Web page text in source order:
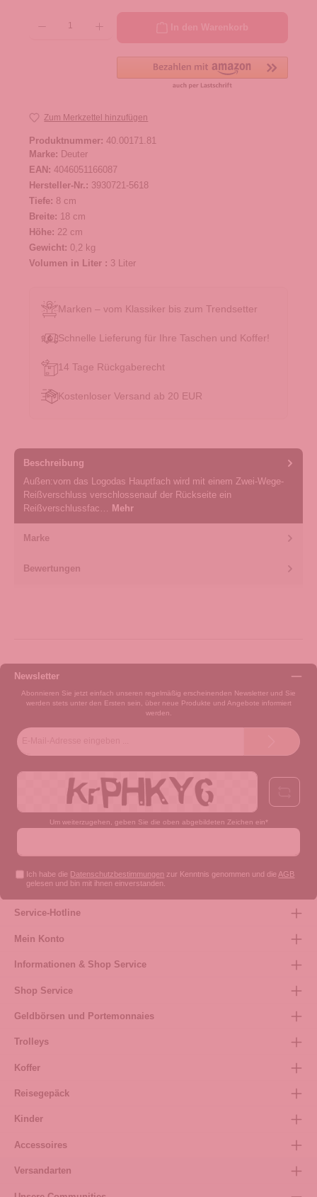
Zum Merkzettel hinzufügen
Produktnummer: 40.00171.81
Marke: Deuter
EAN: 4046051166087
Hersteller-Nr.: 3930721-5618
Tiefe: 8 cm
Breite: 18 cm
Höhe: 22 cm
Gewicht: 0,2 kg
Volumen in Liter : 3 Liter
Marken – vom Klassiker bis zum Trendsetter
Schnelle Lieferung für Ihre Taschen und Koffer!
14 Tage Rückgaberecht
Kostenloser Versand ab 20 EUR
Beschreibung
Außen:vorn das Logodas Hauptfach wird mit einem Zwei-Wege-
Reißverschluss verschlossenauf der Rückseite ein
Reißverschlussfac…
Mehr
Marke
Bewertungen
Newsletter
Abonnieren Sie jetzt einfach unseren regelmäßig erscheinenden Newsletter und Sie
werden stets unter den Ersten sein, über neue Produkte und Angebote informiert
werden.
Um weiterzugehen, geben Sie die oben abgebildeten Zeichen ein*
Ich habe die Datenschutzbestimmungen zur Kenntnis genommen und die AGB
gelesen und bin mit ihnen einverstanden.
Service-Hotline
Mein Konto
Informationen & Shop Service
Shop Service
Geldbörsen und Portemonnaies
Trolleys
Koffer
Reisegepäck
Kinder
Accessoires
Versandarten